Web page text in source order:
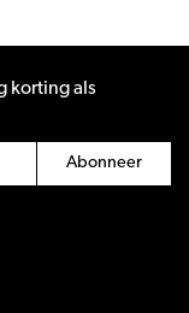
korting als
Abonneer